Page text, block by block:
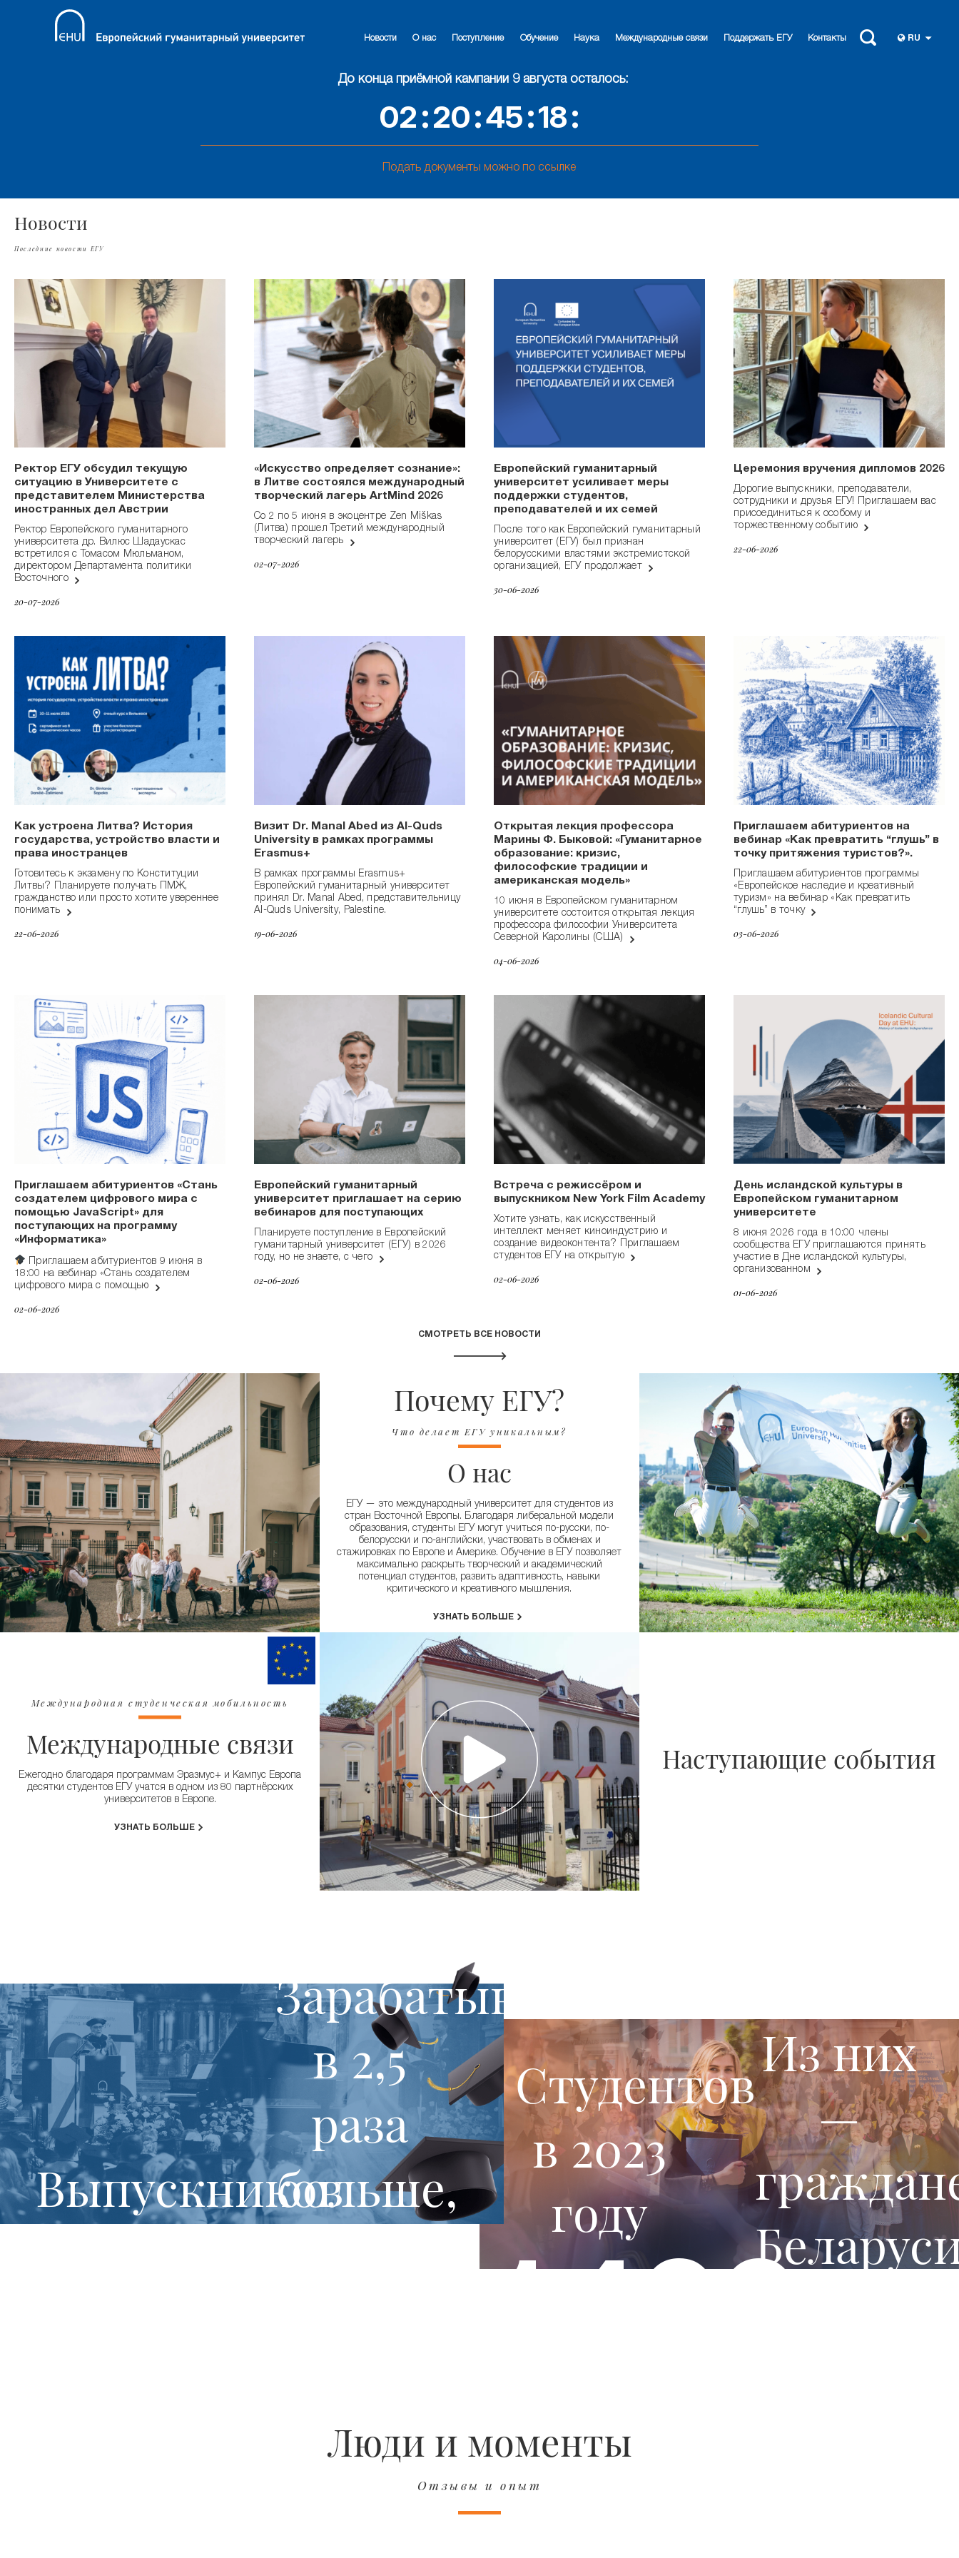
Новости О нас Поступление Обучение Наука Международные связи Поддержать ЕГУ Контакты RU
До конца приёмной кампании 9 августа осталось:
02 20 45 16
Подать документы можно по ссылке
Новости
Последние новости ЕГУ
Ректор ЕГУ обсудил текущую
ситуацию в Университете с
представителем Министерства
иностранных дел Австрии
Ректор Европейского гуманитарного
университета др. Вилюс Шадаускас
встретился с Томасом Мюльманом,
директором Департамента политики
Восточного
20-07-2026
«Искусство определяет сознание»:
в Литве состоялся международный
творческий лагерь ArtMind 2026
Со 2 по 5 июня в экоцентре Zen Miškas
(Литва) прошел Третий международный
творческий лагерь
02-07-2026
Европейский гуманитарный
университет усиливает меры
поддержки студентов,
преподавателей и их семей
После того как Европейский гуманитарный
университет (EГУ) был признан
белорусскими властями экстремистской
организацией, ЕГУ продолжает
30-06-2026
Церемония вручения дипломов 2026
Дорогие выпускники, преподаватели,
сотрудники и друзья ЕГУ! Приглашаем вас
присоединиться к особому и
торжественному событию
22-06-2026
Как устроена Литва? История
государства, устройство власти и
права иностранцев
Готовитесь к экзамену по Конституции
Литвы? Планируете получать ПМЖ,
гражданство или просто хотите увереннее
понимать
22-06-2026
Визит Dr. Manal Abed из Al-Quds
University в рамках программы
Erasmus+
В рамках программы Erasmus+
Европейский гуманитарный университет
принял Dr. Manal Abed, представительницу
Al-Quds University, Palestine.
19-06-2026
Открытая лекция профессора
Марины Ф. Быковой: «Гуманитарное
образование: кризис,
философские традиции и
американская модель»
10 июня в Европейском гуманитарном
университете состоится открытая лекция
профессора философии Университета
Северной Каролины (США)
04-06-2026
Приглашаем абитуриентов на
вебинар «Как превратить “глушь” в
точку притяжения туристов?».
Приглашаем абитуриентов программы
«Европейское наследие и креативный
туризм» на вебинар «Как превратить
“глушь” в точку
03-06-2026
Приглашаем абитуриентов «Стань
создателем цифрового мира с
помощью JavaScript» для
поступающих на программу
«Информатика»
Приглашаем абитуриентов 9 июня в
18:00 на вебинар «Стань создателем
цифрового мира с помощью
02-06-2026
Европейский гуманитарный
университет приглашает на серию
вебинаров для поступающих
Планируете поступление в Европейский
гуманитарный университет (ЕГУ) в 2026
году, но не знаете, с чего
02-06-2026
Встреча с режиссёром и
выпускником New York Film Academy
Хотите узнать, как искусственный
интеллект меняет киноиндустрию и
создание видеоконтента? Приглашаем
студентов ЕГУ на открытую
02-06-2026
День исландской культуры в
Европейском гуманитарном
университете
8 июня 2026 года в 10:00 члены
сообщества ЕГУ приглашаются принять
участие в Дне исландской культуры,
организованном
01-06-2026
CМОТРЕТЬ ВСЕ НОВОСТИ
Почему ЕГУ?
Что делает ЕГУ уникальным?
О нас
ЕГУ — это международный университет для студентов из
стран Восточной Европы. Благодаря либеральной модели
образования, студенты ЕГУ могут учиться по-русски, по-
белорусски и по-английски, участвовать в обменах и
стажировках по Европе и Америке. Обучение в ЕГУ позволяет
максимально раскрыть творческий и академический
потенциал студентов, развить адаптивность, навыки
критического и креативного мышления.
УЗНАТЬ БОЛЬШЕ
Международная студенческая мобильность
Международные связи
Ежегодно благодаря программам Эразмус+ и Кампус Европа
десятки студентов ЕГУ учатся в одном из 80 партнёрских
университетов в Европе.
УЗНАТЬ БОЛЬШЕ
Наступающие события
Выпускников
4000+
Зарабатывают
в 2,5
раза
больше,
в
Беларуси
Студентов
в 2023
году
Из них
—
Люди и моменты
Отзывы и опыт